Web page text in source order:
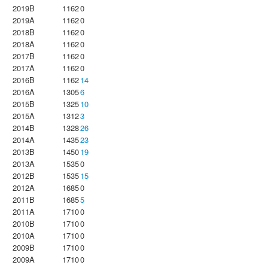
2019B
11620
2019A
11620
2018B
11620
2018A
11620
2017B
11620
2017A
11620
2016B
116214
2016A
13056
2015B
132510
2015A
13123
2014B
132826
2014A
143523
2013B
145019
2013A
15350
2012B
153515
2012A
16850
2011B
16855
2011A
17100
2010B
17100
2010A
17100
2009B
17100
2009A
17100